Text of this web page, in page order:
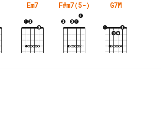
Em7 F#m7(5-) G7M